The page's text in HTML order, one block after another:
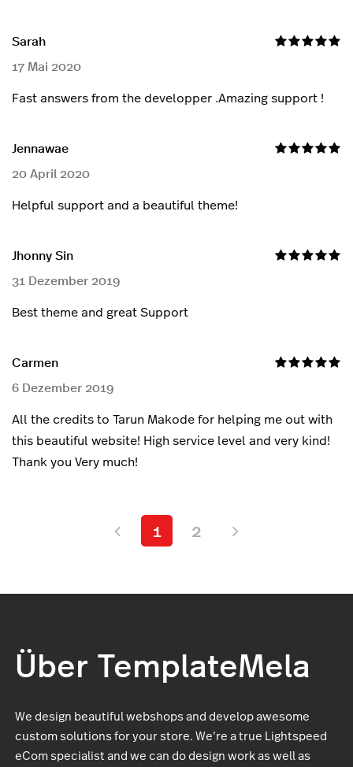
Sarah
17 Mai 2020
Fast answers from the developper .Amazing support !
Jennawae
20 April 2020
Helpful support and a beautiful theme!
Jhonny Sin
31 Dezember 2019
Best theme and great Support
Carmen
6 Dezember 2019
All the credits to Tarun Makode for helping me out with
this beautiful website! High service level and very kind!
Thank you Very much!
1 2
Über TemplateMela
We design beautiful webshops and develop awesome
custom solutions for your store. We’re a true Lightspeed
eCom specialist and we can do design work as well as